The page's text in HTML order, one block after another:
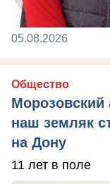
05.08.2026
Общество
Морозовский
наш земляк
на Дону
11 лет в поле